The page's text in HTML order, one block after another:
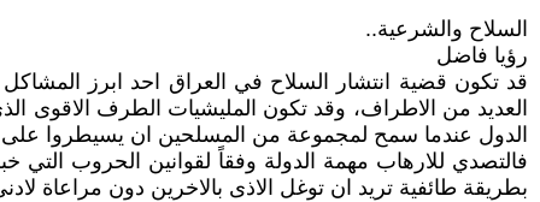
السلاح والشرعية..
رؤيا فاضل
قد تكون قضية انتشار السلاح في العراق احد ابرز
العديد من الاطراف، وقد تكون المليشيات الطرف الاقوى
الدول عندما سمح لمجموعة من المسلحين ان يسيطروا على
فالتصدي للارهاب مهمة الدولة وفقاً لقوانين الحروب التي
بطريقة طائفية تريد ان توغل الاذى بالاخرين دون مراعاة